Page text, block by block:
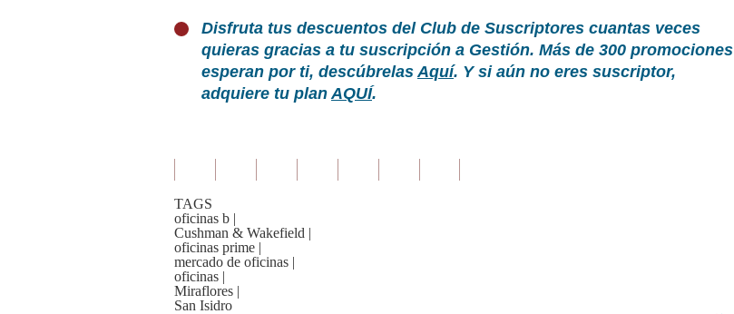
Disfruta tus descuentos del Club de Suscriptores cuantas veces
quieras gracias a tu suscripción a Gestión. Más de 300 promociones
esperan por ti, descúbrelasAquí. Y si aún no eres suscriptor,
adquiere tu planAQUÍ.
TAGS
oficinas b |
Cushman & Wakefield |
oficinas prime |
mercado de oficinas |
oficinas |
Miraflores |
San Isidro